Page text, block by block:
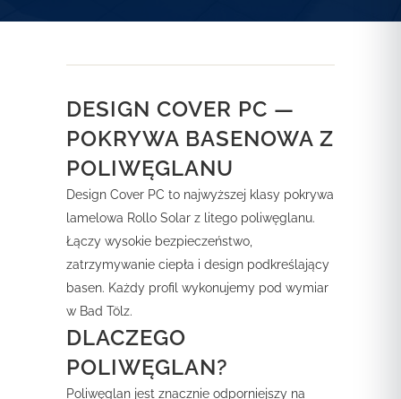
DESIGN COVER PC —
POKRYWA BASENOWA Z
POLIWĘGLANU
Design Cover PC to najwyższej klasy pokrywa
lamelowa Rollo Solar z litego poliwęglanu.
Łączy wysokie bezpieczeństwo,
zatrzymywanie ciepła i design podkreślający
basen. Każdy profil wykonujemy pod wymiar
w Bad Tölz.
DLACZEGO
POLIWĘGLAN?
Poliwęglan jest znacznie odporniejszy na